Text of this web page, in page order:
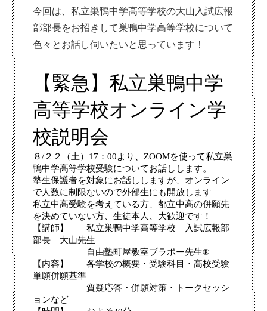
今回は、私立巣鴨中学高等学校の大山入試広報
部部長をお招きして巣鴨中学高等学校について
色々とお話し伺いたいと思っています！